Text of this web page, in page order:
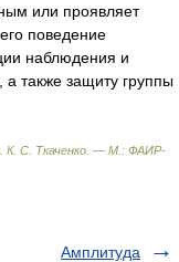
или проявляет
поведение
наблюдения и
а также защиту группы
К. С. Ткаченко. — М.: ФАИР-
Амплитуда